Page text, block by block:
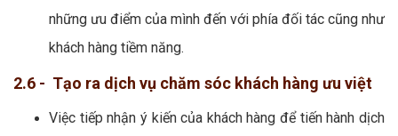
những ưu điểm của mình đến với phía đối tác cũng như
khách hàng tiềm năng.
2.6 - Tạo ra dịch vụ chăm sóc khách hàng ưu việt
Việc tiếp nhận ý kiến của khách hàng để tiến hành dịch